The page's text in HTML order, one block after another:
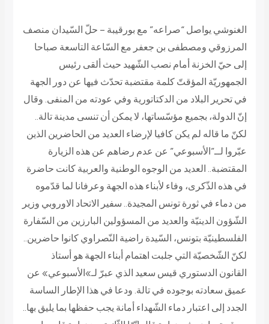
الغنوشي يواصل “صراعه” مع بورقيبة – حلّ السّيدان منصف
المرزوقي ومصطفى بن جعفر مع السّاعة التاسعة صباحا
إلى حيّ الخزنة أمام نصب الشّهيد حيث ألقى رئيس
الجمهوريّة المؤقتّ كلمة مقتضبة تحدّث فيها عن دور الجهة
في تحرير البلاد من الدكتاتورية وفي عودته من المنفى. وقال
إنّ الدولة، بجميع مؤسّساتها، لا يمكن أن تنسى مدينة تالة..
لكنّ ما قاله لم يكن كافيا لإرضاء العديد من الحاضرين الذين
عبّروا لــ”الأسبوعي” عن عدم رضاهم عن هذه الزيارة
المقتضبة.. العديد من الوجوه الوطنية والعربية كانت حاضرة
في هذه الذّكرى، وفاء لأبناء هذه الجهة وعرفانا لما قدّموه
من دماء في ثورة تونس المجيدة.. سفير الاتحاد الاوروبي وزير
الشّؤون الدينيّة والعديد من المسؤولين البارزين من السّفارة
الفلسطينيّة بتونس، السّيدة راضية النّصراوي كانوا حاضرين..
لكنّ الشّخصيّة التي جلبت اهتمام أبناء الجهة هو أستاذ
القانون الدستوري قيس سعيد الذي عبرّ لـ»الأسبوعي» عن
عميق سعادته بوجوده في تالة. ودعا في هذا الإطار الساسة
الجدد إلى اعتبار دماء الشّهداء أمانة يجب حفظها بما يليق بها..